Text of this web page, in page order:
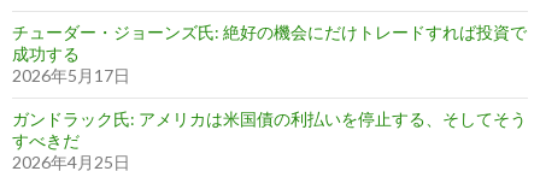
チューダー・ジョーンズ氏: 絶好の機会にだけトレードすれば投資で
成功する
2026年5月17日
ガンドラック氏: アメリカは米国債の利払いを停止する、そしてそう
すべきだ
2026年4月25日